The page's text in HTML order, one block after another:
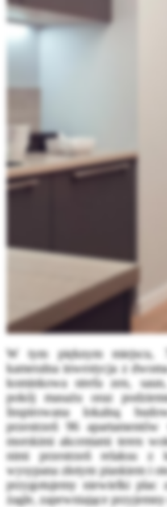
W tym pięknym miejscu,
kameralna inwestycja z
kominkowa strefa zen,
pokój masażu oraz
Inspirowana lokalną
przestrzeń 96 apartamentów
morskimi akcentami teren
nimi przestrzeń relaksu z
wysypana złotym piaskiem i
przygotujemy niewielki plac
żagle, zapewniające